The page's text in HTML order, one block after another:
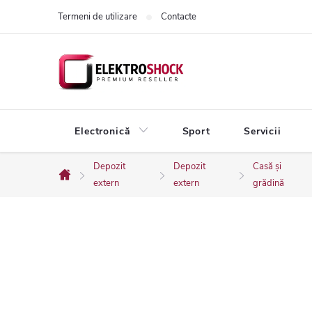
Termeni de utilizare Contacte
Electronică Sport Servicii
Acasă
Depozit
extern
Depozit
extern
Casă și
grădină